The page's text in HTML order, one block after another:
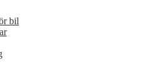
bil